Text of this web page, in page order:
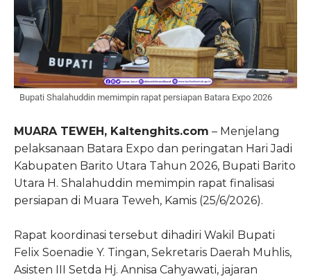
Bupati Shalahuddin memimpin rapat persiapan Batara Expo 2026
MUARA TEWEH, Kaltenghits.com – Menjelang
pelaksanaan Batara Expo dan peringatan Hari Jadi
Kabupaten Barito Utara Tahun 2026, Bupati Barito
Utara H. Shalahuddin memimpin rapat finalisasi
persiapan di Muara Teweh, Kamis (25/6/2026).
Rapat koordinasi tersebut dihadiri Wakil Bupati
Felix Soenadie Y. Tingan, Sekretaris Daerah Muhlis,
Asisten III Setda Hj. Annisa Cahyawati, jajaran